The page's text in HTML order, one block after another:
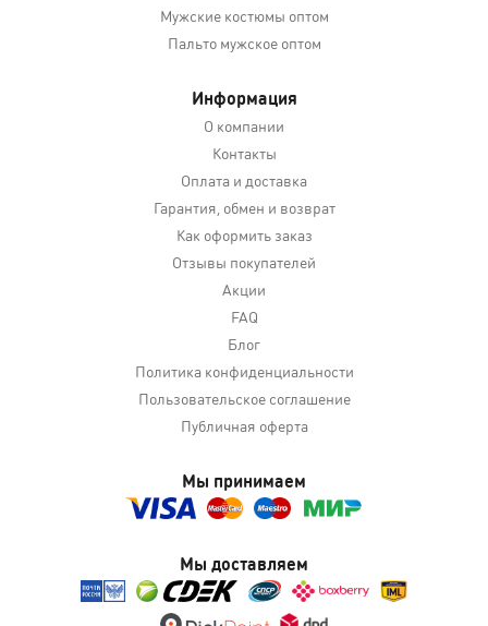
Мужские костюмы оптом
Пальто мужское оптом
Информация
О компании
Контакты
Оплата и доставка
Гарантия, обмен и возврат
Как оформить заказ
Отзывы покупателей
Акции
FAQ
Блог
Политика конфиденциальности
Пользовательское соглашение
Публичная оферта
Мы принимаем
Мы доставляем